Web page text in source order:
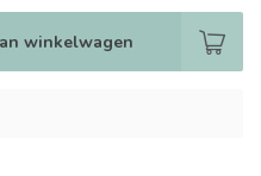
winkelwagen